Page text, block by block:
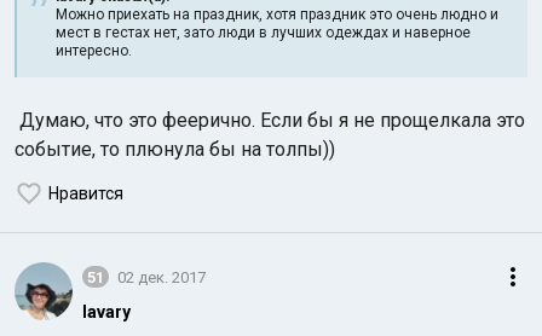
Можно приехать на праздник, хотя праздник это очень людно и
мест в гестах нет, зато люди в лучших одеждах и наверное
интересно.
Думаю, что это феерично. Если бы я не прощелкала это
событие, то плюнула бы на толпы))
Нравится
51 02 дек. 2017
lavary